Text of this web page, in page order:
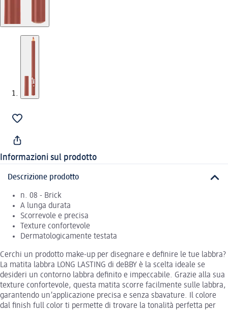
Informazioni sul prodotto
Descrizione prodotto
n. 08 - Brick
A lunga durata
Scorrevole e precisa
Texture confortevole
Dermatologicamente testata
Cerchi un prodotto make-up per disegnare e definire le tue labbra?
La matita labbra LONG LASTING di deBBY è la scelta ideale se
desideri un contorno labbra definito e impeccabile. Grazie alla sua
texture confortevole, questa matita scorre facilmente sulle labbra,
garantendo un’applicazione precisa e senza sbavature. Il colore
dal finish full color ti permette di trovare la tonalità perfetta per